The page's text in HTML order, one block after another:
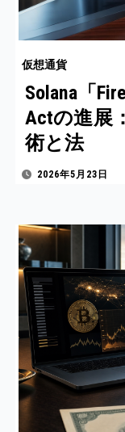
仮想通貨
Solana「
Actの進展
術と法
2026年5月23日